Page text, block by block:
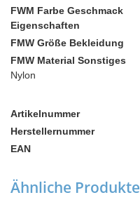
FWM Farbe Geschmack
Eigenschaften
FMW Größe Bekleidung
FMW Material Sonstiges
Nylon
Artikelnummer
Herstellernummer
EAN
Ähnliche Produkte